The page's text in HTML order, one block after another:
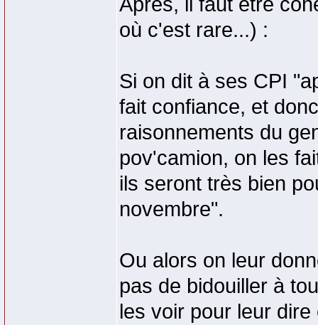
où c'est rare...) :
Si on dit à ses CPI
fait confiance, et
raisonnements du
pov'camion, on les
ils seront très bien
novembre".
Ou alors on leur
pas de bidouiller à
les voir pour leur